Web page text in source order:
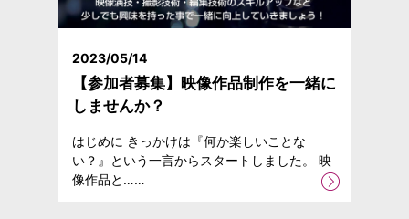
2023/05/14
【参加者募集】映像作品制作を一緒に
しませんか？
はじめに きっかけは『何か楽しいことな
い？』という一言からスタートしました。 映
像作品と……